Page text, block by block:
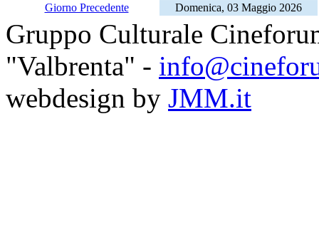
Giorno Precedente Domenica, 03 Maggio 2026
Gruppo Culturale
"Valbrenta" -
webdesign by JMM.it